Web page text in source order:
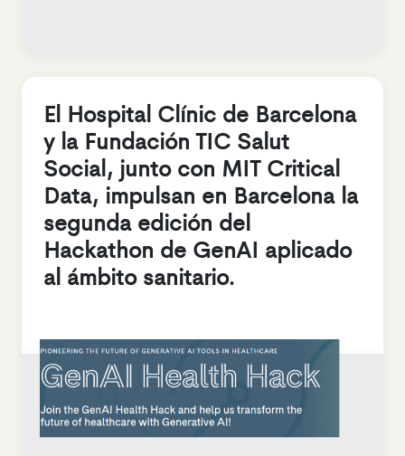
El Hospital Clínic de Barcelona
y la Fundación TIC Salut
Social, junto con MIT Critical
Data, impulsan en Barcelona la
segunda edición del
Hackathon de GenAI aplicado
al ámbito sanitario.